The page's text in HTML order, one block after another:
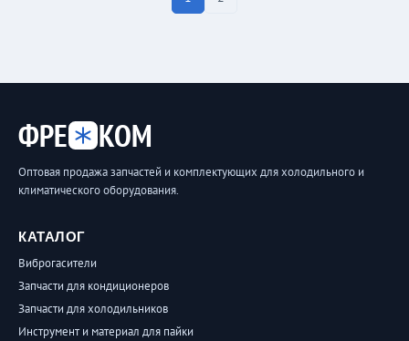
ФРЕ КОМ
Оптовая продажа запчастей и комплектующих для холодильного и
климатического оборудования.
КАТАЛОГ
Виброгасители
Запчасти для кондиционеров
Запчасти для холодильников
Инструмент и материал для пайки